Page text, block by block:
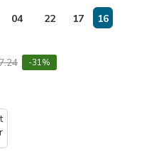
-31%
04 22 17 15